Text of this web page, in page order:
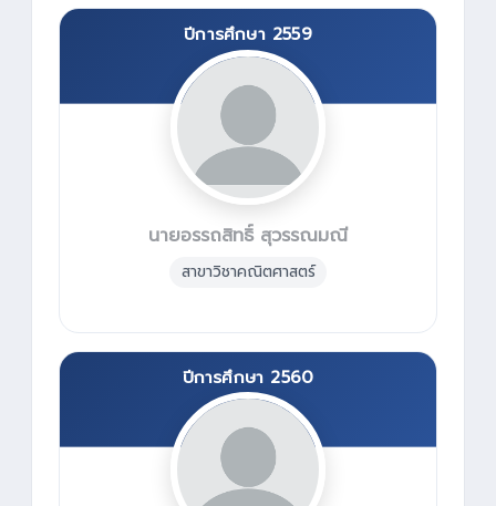
ปีการศึกษา 2559
นายอรรถสิทธิ์ สุวรรณมณี
สาขาวิชาคณิตศาสตร์
ปีการศึกษา 2560